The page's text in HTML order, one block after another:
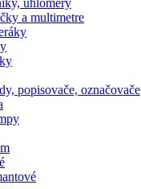
uhlomery
a multimetre
popisovače, označovače